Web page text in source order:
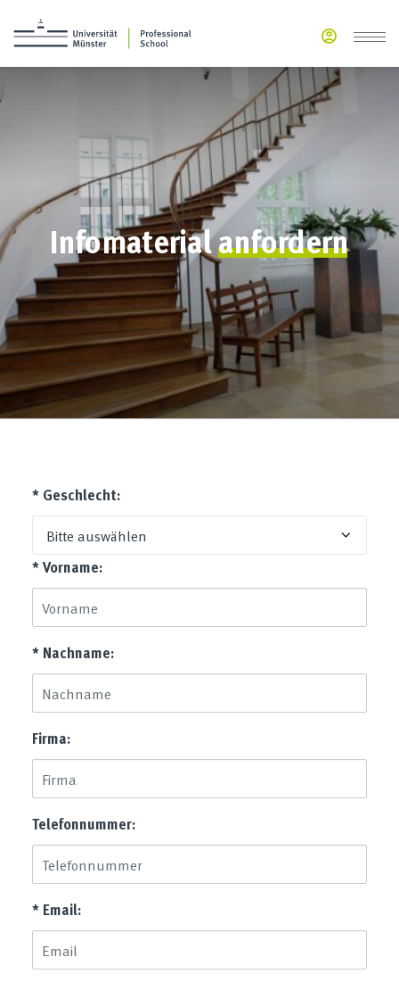
Infomaterialanfordern
* Geschlecht:
* Vorname:
* Nachname:
Firma:
Telefonnummer:
* Email: